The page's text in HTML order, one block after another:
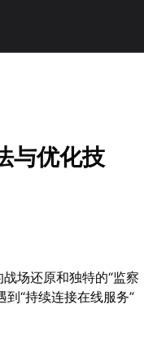
与优化技
场还原和独特的“监察
“持续连接在线服务”